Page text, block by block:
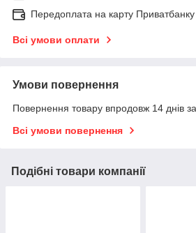
Передоплата на карту Приватбанку
Всі умови оплати
Умови повернення
Повернення товару впродовж 14 днів
Всі умови повернення
Подібні товари компанії